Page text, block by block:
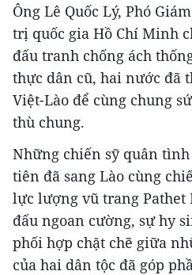
Ông Lê Quốc Lý, Phó
trị quốc gia Hồ Chí Minh
đấu tranh chống ách
thực dân cũ, hai nước đã
Việt-Lào để cùng chung
thù chung.
Những chiến sỹ quân
tiên đã sang Lào cùng
lực lượng vũ trang Pathet
đấu ngoan cường, sự hy
phối hợp chặt chẽ giữa
của hai dân tộc đã góp